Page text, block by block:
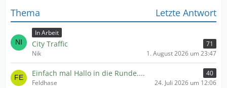
Thema Letzte Antwort
In Arbeit
City Traffic
71
Nik
1. August 2026 um 23:47
Einfach mal Hallo in die Runde....
40
Feldhase
24. Juli 2026 um 12:06